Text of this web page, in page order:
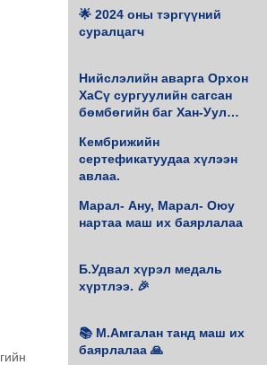
🌟 2024 оны тэргүүний
суралцагч
Нийслэлийн аварга Орхон
ХаСү сургуулийн сагсан
бөмбөгийн баг Хан-Уул
боллоо.
Кембрижийн
сертефикатуудаа хүлээн
авлаа.
Марал- Ану, Марал- Оюу
нартаа маш их баярлалаа
Б.Удвал хүрэл медаль
хүртлээ. 🎉
📚 М.Амгалан танд маш их
баярлалаа 🙏